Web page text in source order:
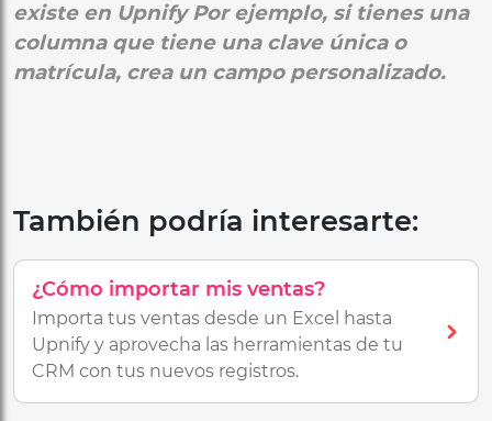
existe en Upnify Por ejemplo, si tienes una
columna que tiene una clave única o
matrícula, crea un campo personalizado.
También podría interesarte:
¿Cómo importar mis ventas?
Importa tus ventas desde un Excel hasta
Upnify y aprovecha las herramientas de tu
CRM con tus nuevos registros.